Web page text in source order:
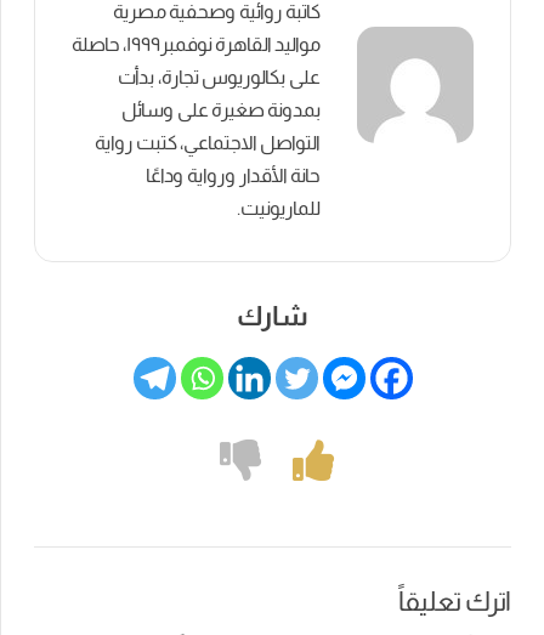
كاتبة روائية وصحفية مصرية
مواليد القاهرة نوفمبر١٩٩٩، حاصلة
على بكالوريوس تجارة، بدأت
بمدونة صغيرة على وسائل
التواصل الاجتماعي، كتبت رواية
حانة الأقدار ورواية وداعًا
للماريونيت.
شارك
اترك تعليقاً